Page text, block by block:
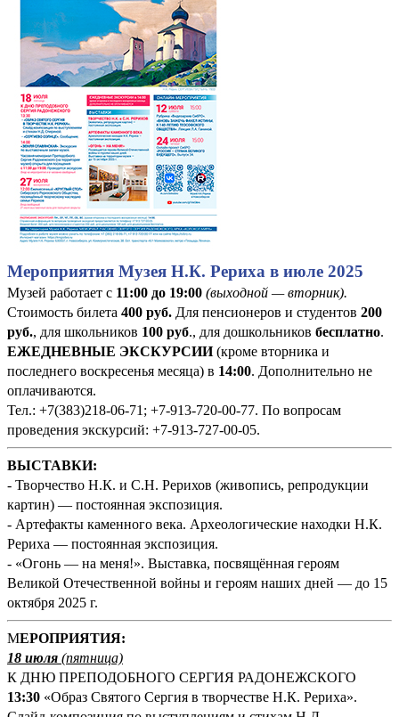
Мероприятия Музея Н.К. Рериха в июле 2025
Музей работает с 11:00 до 19:00 (выходной — вторник).
Стоимость билета 400 руб. Для пенсионеров и студентов 200
руб., для школьников 100 руб., для дошкольников бесплатно.
ЕЖЕДНЕВНЫЕ ЭКСКУРСИИ(кроме вторника и
последнего воскресенья месяца) в 14:00. Дополнительно не
оплачиваются.
Тел.: +7(383)218-06-71; +7-913-720-00-77. По вопросам
проведения экскурсий: +7-913-727-00-05.
ВЫСТАВКИ:
- Творчество Н.К. и С.Н. Рерихов (живопись, репродукции
картин) — постоянная экспозиция.
- Артефакты каменного века. Археологические находки Н.К.
Рериха — постоянная экспозиция.
- «Огонь — на меня!». Выставка, посвящённая героям
Великой Отечественной войны и героям наших дней — до 15
октября 2025 г.
МЕРОПРИЯТИЯ:
18 июля (пятница)
К ДНЮ ПРЕПОДОБНОГО СЕРГИЯ РАДОНЕЖСКОГО
13:30 «Образ Святого Сергия в творчестве Н.К. Рериха».